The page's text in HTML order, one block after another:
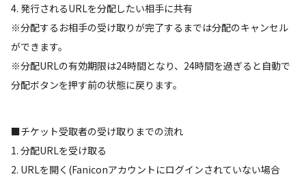
4. 発行されるURLを分配したい相手に共有
※分配するお相手の受け取りが完了するまでは分配のキャンセル
ができます。
※分配URLの有効期限は24時間となり、24時間を過ぎると自動で
分配ボタンを押す前の状態に戻ります。
■チケット受取者の受け取りまでの流れ
1. 分配URLを受け取る
2. URLを開く(Faniconアカウントにログインされていない場合